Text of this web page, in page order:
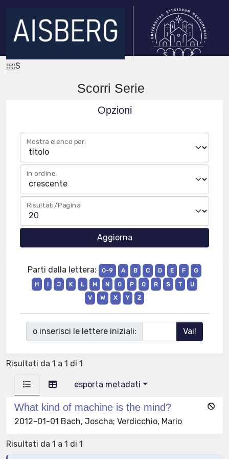
IRIS
Scorri Serie
Opzioni
Mostra elenco per:
in ordine:
Risultati/Pagina
Parti dalla lettera: 0-9 A B C D E F
G
H
I J K L M N O P Q R S T
U
V
W X Y Z
o inserisci le lettere iniziali:
Risultati da 1 a 1 di 1
esporta metadati
What kind of machine is the mind?
2012-01-01 Bach, Joscha; Verdicchio, Mario
Risultati da 1 a 1 di 1